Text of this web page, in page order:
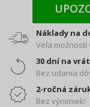
Náklady na
Veľa možností
30 dní na
Bez udania
2-ročná
Bez výnimiek!